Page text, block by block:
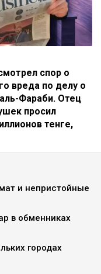
спор о
вреда по делу о
Фараби. Отец
просил
тенге,
и непристойные
в обменниках
городах